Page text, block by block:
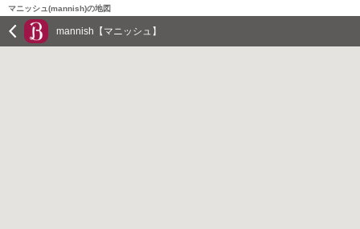
マニッシュ(mannish)の地図
mannish【マニッシュ】